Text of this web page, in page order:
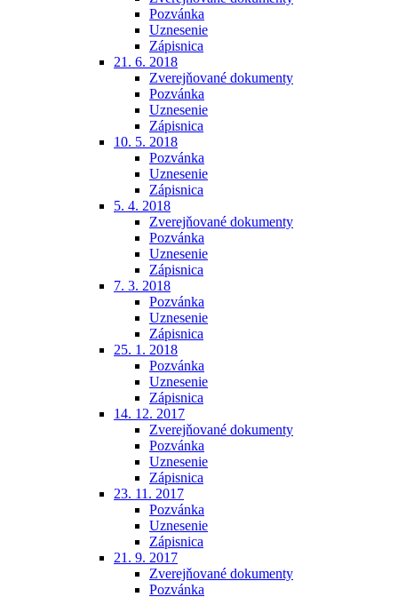
Pozvánka
Uznesenie
Zápisnica
21. 6. 2018
Zverejňované dokumenty
Pozvánka
Uznesenie
Zápisnica
10. 5. 2018
Pozvánka
Uznesenie
Zápisnica
5. 4. 2018
Zverejňované dokumenty
Pozvánka
Uznesenie
Zápisnica
7. 3. 2018
Pozvánka
Uznesenie
Zápisnica
25. 1. 2018
Pozvánka
Uznesenie
Zápisnica
14. 12. 2017
Zverejňované dokumenty
Pozvánka
Uznesenie
Zápisnica
23. 11. 2017
Pozvánka
Uznesenie
Zápisnica
21. 9. 2017
Zverejňované dokumenty
Pozvánka